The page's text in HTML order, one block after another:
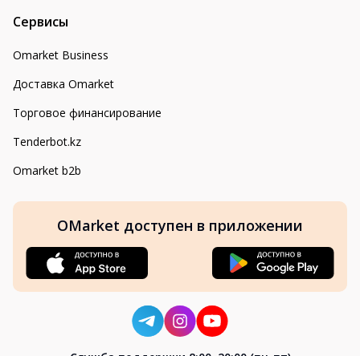
Сервисы
Omarket Business
Доставка Omarket
Торговое финансирование
Tenderbot.kz
Omarket b2b
OMarket доступен в приложении